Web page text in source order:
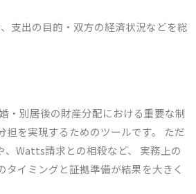
支出の目的・双方の経済状況などを総
・別居後の財産分配における重要な制
担を実現するためのツールです。 ただ
、Watts請求との相殺など、 実務上の
タイミングと証拠準備が結果を大きく